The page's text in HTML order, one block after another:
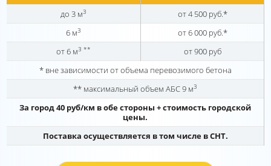
до 3 м3
от 4 500 руб.*
6 м3
от 6 000 руб.*
от 6 м3 **
от 900 руб
* вне зависимости от объема перевозимого бетона
** максимальный объем АБС 9 м3
За город 40 руб/км в обе стороны + стоимость городской
цены.
Поставка осуществляется в том числе в СНТ.